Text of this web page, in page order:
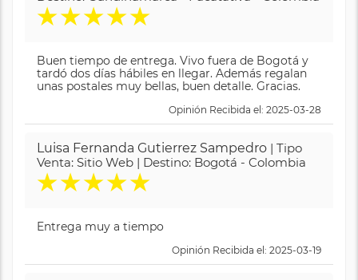
★★★★★
Buen tiempo de entrega. Vivo fuera de Bogotá y
tardó dos días hábiles en llegar. Además regalan
unas postales muy bellas, buen detalle. Gracias.
Opinión Recibida el: 2025-03-28
Luisa Fernanda Gutierrez Sampedro | Tipo
Venta: Sitio Web | Destino: Bogotá - Colombia
★★★★★
Entrega muy a tiempo
Opinión Recibida el: 2025-03-19